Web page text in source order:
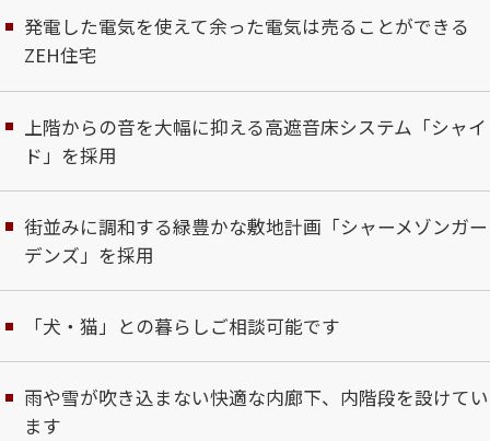
発電した電気を使えて余った電気は売ることができる
ZEH住宅
上階からの音を大幅に抑える高遮音床システム「シャイ
ド」を採用
街並みに調和する緑豊かな敷地計画「シャーメゾンガー
デンズ」を採用
「犬・猫」との暮らしご相談可能です
雨や雪が吹き込まない快適な内廊下、内階段を設けてい
ます